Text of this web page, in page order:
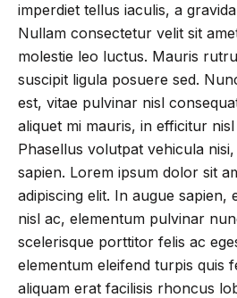
imperdiet tellus iaculis, a
Nullam consectetur velit sit
molestie leo luctus. Mauris
suscipit ligula posuere sed.
est, vitae pulvinar nisl
aliquet mi mauris, in efficitur
Phasellus volutpat vehicula
sapien. Lorem ipsum dolor sit
adipiscing elit. In augue sapien,
nisl ac, elementum pulvinar
scelerisque porttitor felis ac
elementum eleifend turpis quis
aliquam erat facilisis rhoncus